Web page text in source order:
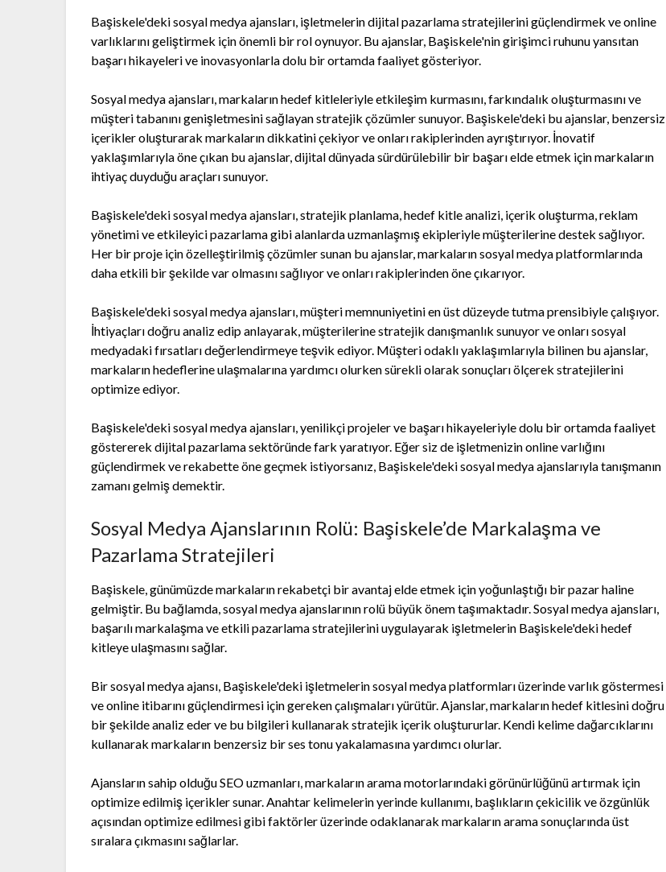
Başiskele'deki sosyal medya ajansları, işletmelerin dijital pazarlama stratejilerini güçlendirmek ve online
varlıklarını geliştirmek için önemli bir rol oynuyor. Bu ajanslar, Başiskele'nin girişimci ruhunu yansıtan
başarı hikayeleri ve inovasyonlarla dolu bir ortamda faaliyet gösteriyor.
Sosyal medya ajansları, markaların hedef kitleleriyle etkileşim kurmasını, farkındalık oluşturmasını ve
müşteri tabanını genişletmesini sağlayan stratejik çözümler sunuyor. Başiskele'deki bu ajanslar, benzersiz
içerikler oluşturarak markaların dikkatini çekiyor ve onları rakiplerinden ayrıştırıyor. İnovatif
yaklaşımlarıyla öne çıkan bu ajanslar, dijital dünyada sürdürülebilir bir başarı elde etmek için markaların
ihtiyaç duyduğu araçları sunuyor.
Başiskele'deki sosyal medya ajansları, stratejik planlama, hedef kitle analizi, içerik oluşturma, reklam
yönetimi ve etkileyici pazarlama gibi alanlarda uzmanlaşmış ekipleriyle müşterilerine destek sağlıyor.
Her bir proje için özelleştirilmiş çözümler sunan bu ajanslar, markaların sosyal medya platformlarında
daha etkili bir şekilde var olmasını sağlıyor ve onları rakiplerinden öne çıkarıyor.
Başiskele'deki sosyal medya ajansları, müşteri memnuniyetini en üst düzeyde tutma prensibiyle çalışıyor.
İhtiyaçları doğru analiz edip anlayarak, müşterilerine stratejik danışmanlık sunuyor ve onları sosyal
medyadaki fırsatları değerlendirmeye teşvik ediyor. Müşteri odaklı yaklaşımlarıyla bilinen bu ajanslar,
markaların hedeflerine ulaşmalarına yardımcı olurken sürekli olarak sonuçları ölçerek stratejilerini
optimize ediyor.
Başiskele'deki sosyal medya ajansları, yenilikçi projeler ve başarı hikayeleriyle dolu bir ortamda faaliyet
göstererek dijital pazarlama sektöründe fark yaratıyor. Eğer siz de işletmenizin online varlığını
güçlendirmek ve rekabette öne geçmek istiyorsanız, Başiskele'deki sosyal medya ajanslarıyla tanışmanın
zamanı gelmiş demektir.
Sosyal Medya Ajanslarının Rolü: Başiskele’de Markalaşma ve
Pazarlama Stratejileri
Başiskele, günümüzde markaların rekabetçi bir avantaj elde etmek için yoğunlaştığı bir pazar haline
gelmiştir. Bu bağlamda, sosyal medya ajanslarının rolü büyük önem taşımaktadır. Sosyal medya ajansları,
başarılı markalaşma ve etkili pazarlama stratejilerini uygulayarak işletmelerin Başiskele'deki hedef
kitleye ulaşmasını sağlar.
Bir sosyal medya ajansı, Başiskele'deki işletmelerin sosyal medya platformları üzerinde varlık göstermesi
ve online itibarını güçlendirmesi için gereken çalışmaları yürütür. Ajanslar, markaların hedef kitlesini doğru
bir şekilde analiz eder ve bu bilgileri kullanarak stratejik içerik oluştururlar. Kendi kelime dağarcıklarını
kullanarak markaların benzersiz bir ses tonu yakalamasına yardımcı olurlar.
Ajansların sahip olduğu SEO uzmanları, markaların arama motorlarındaki görünürlüğünü artırmak için
optimize edilmiş içerikler sunar. Anahtar kelimelerin yerinde kullanımı, başlıkların çekicilik ve özgünlük
açısından optimize edilmesi gibi faktörler üzerinde odaklanarak markaların arama sonuçlarında üst
sıralara çıkmasını sağlarlar.